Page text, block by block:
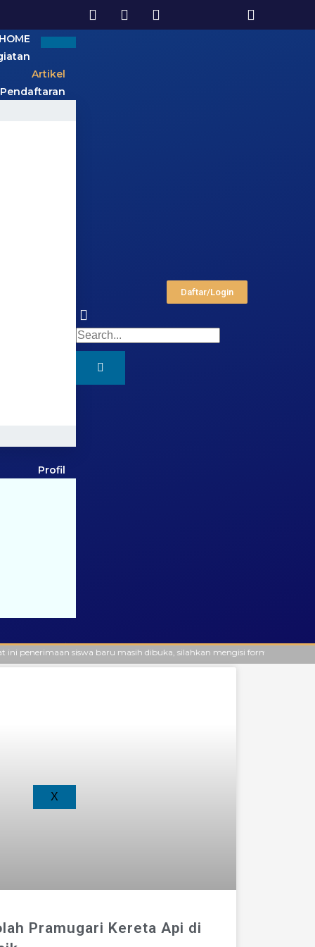
Artikel
Profil
X
Daftar/Login
siswa baru masih dibuka, silahkan mengisi formulir secara
Pramugari Kereta Api di